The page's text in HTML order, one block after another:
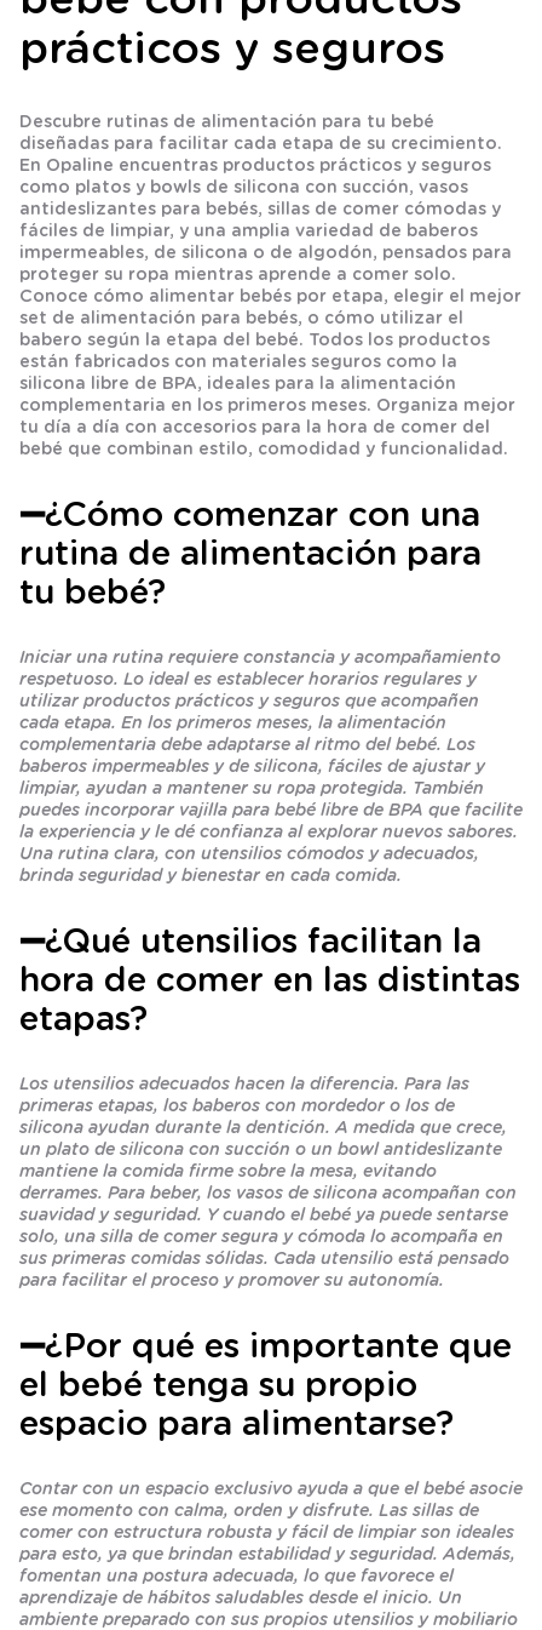
prácticos y seguros
Descubre rutinas de alimentación para tu bebé
diseñadas para facilitar cada etapa de su crecimiento.
En Opaline encuentras productos prácticos y seguros
como platos y bowls de silicona con succión, vasos
antideslizantes para bebés, sillas de comer cómodas y
fáciles de limpiar, y una amplia variedad de baberos
impermeables, de silicona o de algodón, pensados para
proteger su ropa mientras aprende a comer solo.
Conoce cómo alimentar bebés por etapa, elegir el mejor
set de alimentación para bebés, o cómo utilizar el
babero según la etapa del bebé. Todos los productos
están fabricados con materiales seguros como la
silicona libre de BPA, ideales para la alimentación
complementaria en los primeros meses. Organiza mejor
tu día a día con accesorios para la hora de comer del
bebé que combinan estilo, comodidad y funcionalidad.
➖¿Cómo comenzar con una
rutina de alimentación para
tu bebé?
Iniciar una rutina requiere constancia y acompañamiento
respetuoso. Lo ideal es establecer horarios regulares y
utilizar productos prácticos y seguros que acompañen
cada etapa. En los primeros meses, la alimentación
complementaria debe adaptarse al ritmo del bebé. Los
baberos impermeables y de silicona, fáciles de ajustar y
limpiar, ayudan a mantener su ropa protegida. También
puedes incorporar vajilla para bebé libre de BPA que facilite
la experiencia y le dé confianza al explorar nuevos sabores.
Una rutina clara, con utensilios cómodos y adecuados,
brinda seguridad y bienestar en cada comida.
➖¿Qué utensilios facilitan la
hora de comer en las distintas
etapas?
Los utensilios adecuados hacen la diferencia. Para las
primeras etapas, los baberos con mordedor o los de
silicona ayudan durante la dentición. A medida que crece,
un plato de silicona con succión o un bowl antideslizante
mantiene la comida firme sobre la mesa, evitando
derrames. Para beber, los vasos de silicona acompañan con
suavidad y seguridad. Y cuando el bebé ya puede sentarse
solo, una silla de comer segura y cómoda lo acompaña en
sus primeras comidas sólidas. Cada utensilio está pensado
para facilitar el proceso y promover su autonomía.
➖¿Por qué es importante que
el bebé tenga su propio
espacio para alimentarse?
Contar con un espacio exclusivo ayuda a que el bebé asocie
ese momento con calma, orden y disfrute. Las sillas de
comer con estructura robusta y fácil de limpiar son ideales
para esto, ya que brindan estabilidad y seguridad. Además,
fomentan una postura adecuada, lo que favorece el
aprendizaje de hábitos saludables desde el inicio. Un
ambiente preparado con sus propios utensilios y mobiliario